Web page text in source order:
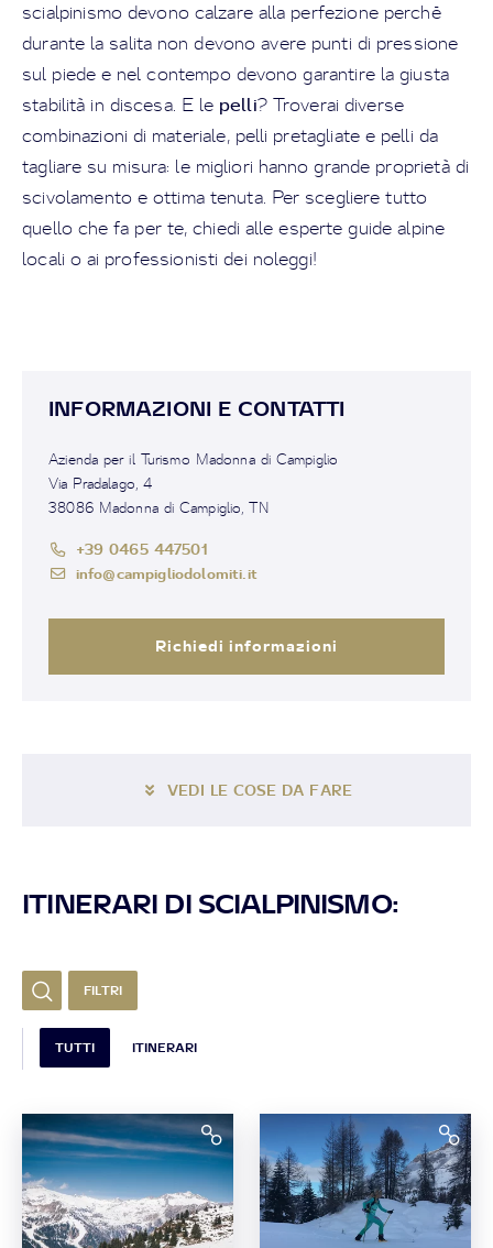
scialpinismo devono calzare alla perfezione perché
durante la salita non devono avere punti di pressione
sul piede e nel contempo devono garantire la giusta
stabilità in discesa. E le pelli? Troverai diverse
combinazioni di materiale, pelli pretagliate e pelli da
tagliare su misura: le migliori hanno grande proprietà di
scivolamento e ottima tenuta. Per scegliere tutto
quello che fa per te, chiedi alle esperte guide alpine
locali o ai professionisti dei noleggi!
INFORMAZIONI E CONTATTI
Azienda per il Turismo Madonna di Campiglio
Via Pradalago, 4
38086 Madonna di Campiglio, TN
+39 0465 447501
info@campigliodolomiti.it
Richiedi informazioni
VEDI LE COSE DA FARE
ITINERARI DI SCIALPINISMO:
FILTRI
TUTTI ITINERARI